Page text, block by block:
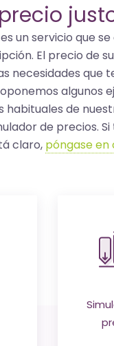
un servicio que
El precio de
necesidades que
algunos
habituales de
de precios.
claro, póngase